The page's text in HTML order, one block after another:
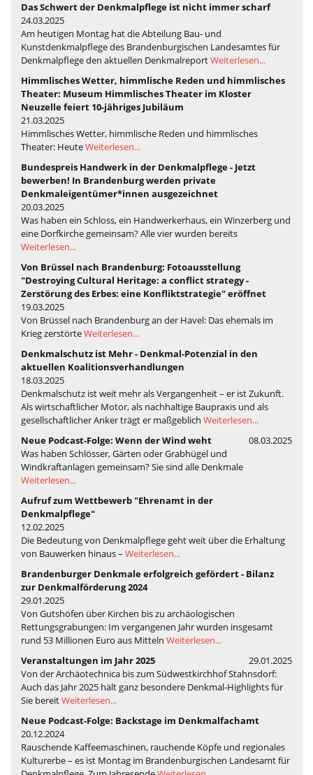
Das Schwert der Denkmalpflege ist nicht immer scharf
24.03.2025
Am heutigen Montag hat die Abteilung Bau- und
Kunstdenkmalpflege des Brandenburgischen Landesamtes für
Denkmalpflege den aktuellen DenkmalreportWeiterlesen...
Himmlisches Wetter, himmlische Reden und himmlisches
Theater: Museum Himmlisches Theater im Kloster
Neuzelle feiert 10-jähriges Jubiläum
21.03.2025
Himmlisches Wetter, himmlische Reden und himmlisches
Theater: HeuteWeiterlesen...
Bundespreis Handwerk in der Denkmalpflege - Jetzt
bewerben! In Brandenburg werden private
Denkmaleigentümer*innen ausgezeichnet
20.03.2025
Was haben ein Schloss, ein Handwerkerhaus, ein Winzerberg und
eine Dorfkirche gemeinsam? Alle vier wurden bereits
Weiterlesen...
Von Brüssel nach Brandenburg: Fotoausstellung
"Destroying Cultural Heritage: a conflict strategy -
Zerstörung des Erbes: eine Konfliktstrategie" eröffnet
19.03.2025
Von Brüssel nach Brandenburg an der Havel: Das ehemals im
Krieg zerstörteWeiterlesen...
Denkmalschutz ist Mehr - Denkmal-Potenzial in den
aktuellen Koalitionsverhandlungen
18.03.2025
Denkmalschutz ist weit mehr als Vergangenheit – er ist Zukunft.
Als wirtschaftlicher Motor, als nachhaltige Baupraxis und als
gesellschaftlicher Anker trägt er maßgeblich Weiterlesen...
Neue Podcast-Folge: Wenn der Wind weht
08.03.2025
Was haben Schlösser, Gärten oder Grabhügel und
Windkraftanlagen gemeinsam? Sie sind alle Denkmale
Weiterlesen...
Aufruf zum Wettbewerb "Ehrenamt in der
Denkmalpflege"
12.02.2025
Die Bedeutung von Denkmalpflege geht weit über die Erhaltung
von Bauwerken hinaus – Weiterlesen...
Brandenburger Denkmale erfolgreich gefördert - Bilanz
zur Denkmalförderung 2024
29.01.2025
Von Gutshöfen über Kirchen bis zu archäologischen
Rettungsgrabungen: Im vergangenen Jahr wurden insgesamt
rund 53 Millionen Euro aus Mitteln Weiterlesen...
Veranstaltungen im Jahr 2025
29.01.2025
Von der Archäotechnica bis zum Südwestkirchhof Stahnsdorf:
Auch das Jahr 2025 hält ganz besondere Denkmal-Highlights für
Sie bereitWeiterlesen...
Neue Podcast-Folge: Backstage im Denkmalfachamt
20.12.2024
Rauschende Kaffeemaschinen, rauchende Köpfe und regionales
Kulturerbe – es ist Montag im Brandenburgischen Landesamt für